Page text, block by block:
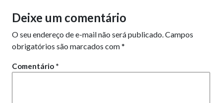
Deixe um comentário
O seu endereço de e-mail não será publicado.Campos
obrigatórios são marcados com*
Comentário *